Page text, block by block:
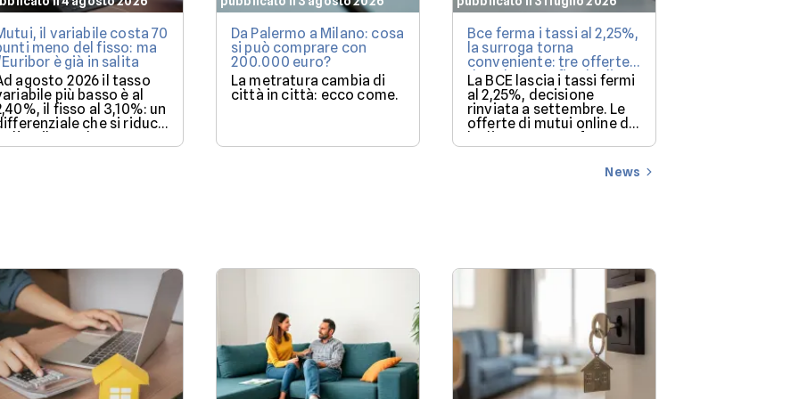
il variabile costa 70
meno del fisso: ma
è già in salita
agosto 2026 il tasso
più basso è al
il fisso al 3,10%: un
che si riduce
l'Euribor sale come
entro dicembre.
Da Palermo a Milano: cosa
si può comprare con
200.000 euro?
La metratura cambia di
città in città: ecco come.
Bce ferma i tassi al 2,25%,
la surroga torna
conveniente: tre offerte
da valutare a fine luglio
La BCE lascia i tassi fermi
al 2,25%, decisione
rinviata a settembre. Le
offerte di mutui online di
luglio 2026 a confronto su
mutui.it, per un
News